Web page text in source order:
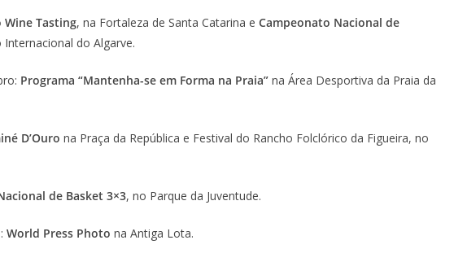
Wine Tasting, na Fortaleza de Santa Catarina e Campeonato Nacional de
do Algarve.
Programa “Mantenha-se em Forma na Praia” na Área Desportiva da Praia da
D’Ouro na Praça da República e Festival do Rancho Folclórico da Figueira, no
de Basket 3×3, no Parque da Juventude.
World Press Photo na Antiga Lota.